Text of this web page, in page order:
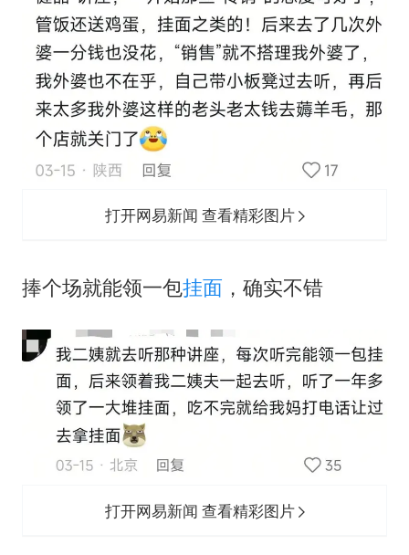
打开网易新闻 查看精彩图片
‬捧个场就能领一包挂面 ，确实不错
打开网易新闻 查看精彩图片